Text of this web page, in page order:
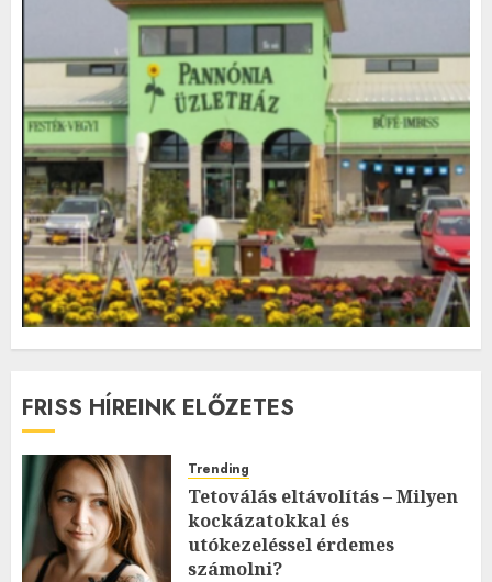
FRISS HÍREINK ELŐZETES
Trending
Tetoválás eltávolítás – Milyen
kockázatokkal és
utókezeléssel érdemes
számolni?